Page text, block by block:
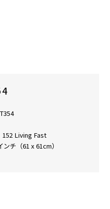
152 Living Fast
チ（61 x 61cm）